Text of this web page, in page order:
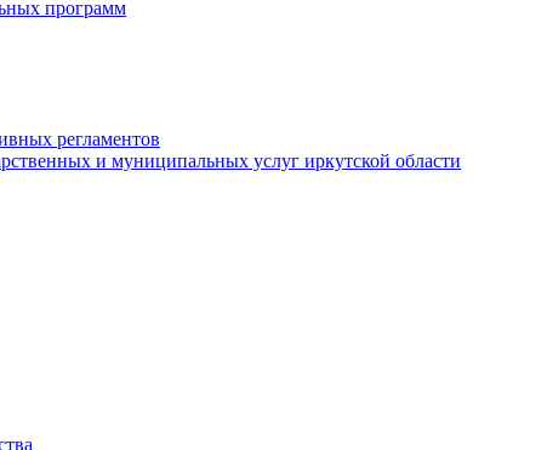
программ
регламентов
и муниципальных услуг иркутской области